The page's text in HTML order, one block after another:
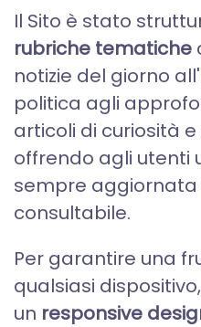
Il Sito è stato
rubriche tematiche
notizie del giorno
politica agli
articoli di curiosità
offrendo agli utenti
sempre
consultabile.
Per garantire una
qualsiasi
un responsive